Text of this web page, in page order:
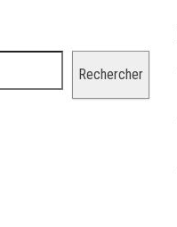
Rechercher